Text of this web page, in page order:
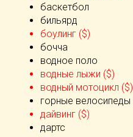
баскетбол
бильярд
боулинг ($)
бочча
водное поло
водные лыжи ($)
водный мотоцикл ($)
горные велосипеды
дайвинг ($)
дартс